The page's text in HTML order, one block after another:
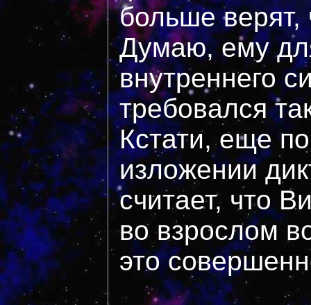
больше
Думаю, ему
внутреннего
требовался
Кстати, еще
изложении
считает, что
во взрослом
это